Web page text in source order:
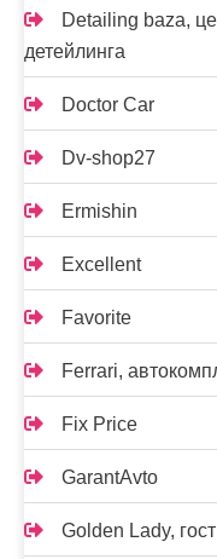
Detailing baza,
детейлинга
Doctor Car
Dv-shop27
Ermishin
Excellent
Favorite
Ferrari,
Fix Price
GarantAvto
Golden Lady,